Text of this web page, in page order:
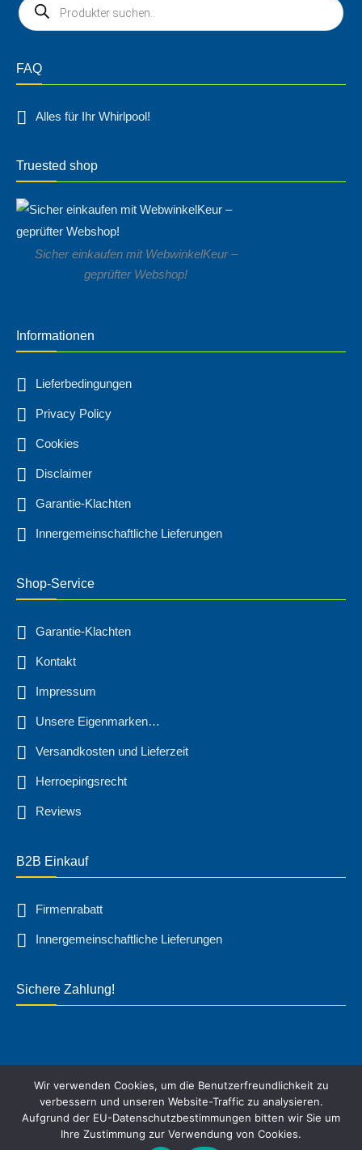
FAQ
Alles für Ihr Whirlpool!
Truested shop
Sicher einkaufen mit WebwinkelKeur –
geprüfter Webshop!
Informationen
Lieferbedingungen
Privacy Policy
Cookies
Disclaimer
Garantie-Klachten
Innergemeinschaftliche Lieferungen
Shop-Service
Garantie-Klachten
Kontakt
Impressum
Unsere Eigenmarken…
Versandkosten und Lieferzeit
Herroepingsrecht
Reviews
B2B Einkauf
Firmenrabatt
Innergemeinschaftliche Lieferungen
Sichere Zahlung!
* Alle Preise inkl. gesetzl. Mehrwertsteuer, zzgl.
Wir verwenden Cookies, um die Benutzerfreundlichkeit zu
verbessern und unseren Website-Traffic zu analysieren.
Aufgrund der EU-Datenschutzbestimmungen bitten wir Sie um
Ihre Zustimmung zur Verwendung von Cookies.